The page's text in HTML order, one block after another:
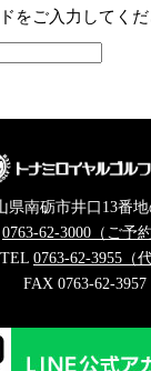
をご入力してくだ
県南砺市井口13番地
0763-62-3000（ご予
0763-62-3955（代
FAX 0763-62-3957